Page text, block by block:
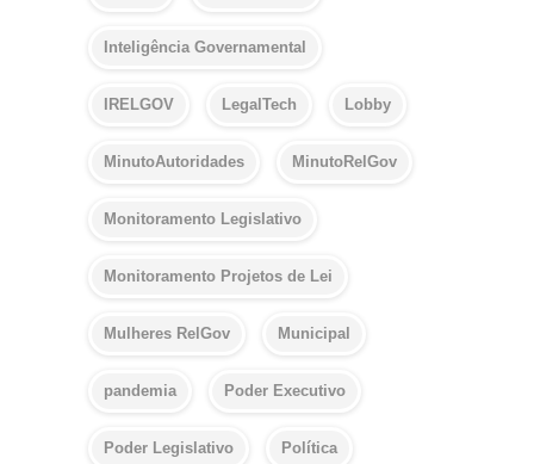
Inteligência Governamental
IRELGOV LegalTech Lobby
MinutoAutoridades MinutoRelGov
Monitoramento Legislativo
Monitoramento Projetos de Lei
Mulheres RelGov Municipal
pandemia Poder Executivo
Poder Legislativo Política